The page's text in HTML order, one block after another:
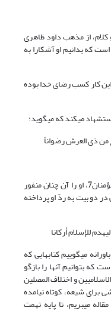
از مذهب داود ظاهرى
که بدانیم او آشکارا به
این کار کسب رضاى خدا بوده
مى‏کند که مى‏گوید:
من ذى العرش رضواناً
7، او را آن چنان منفور
دو بیت به ردّ او پرداخته
للإسلام أرکانا
مى‏گوییم کتاب‏هایى که
که بتوانیم آنها را بازگو
و اختلاف المصلین
براى شیعه، کوتاه نیامده
مى‏بریم، تا پایه تهمت